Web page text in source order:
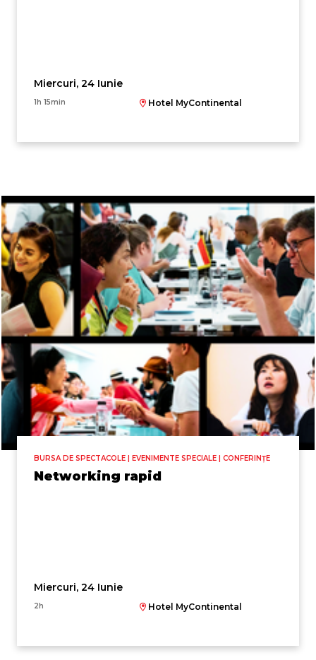
Miercuri, 24 Iunie
1h 15min Hotel MyContinental
BURSA DE SPECTACOLE | EVENIMENTE SPECIALE | CONFERINȚE
Networking rapid
Miercuri, 24 Iunie
2h Hotel MyContinental